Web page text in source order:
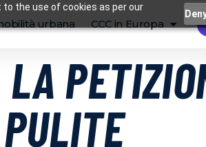
the use of cookies as per our
urbana CCC in Europa
LA